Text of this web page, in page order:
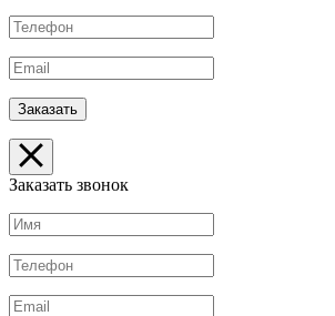
Заказать звонок